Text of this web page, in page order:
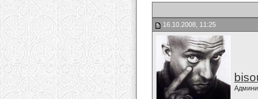
16.10.2008, 11:25